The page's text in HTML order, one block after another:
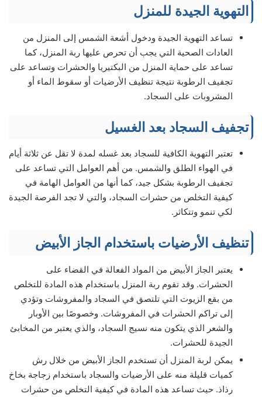
التهوية الجيدة للمنزل
تساعد التهوية الجيدة ودخول أشعة الشمس إلى المنزل من
العادات الصحية التي يجب أن تحرص عليها ربة المنزل، كما
تساعد على حماية المنزل من البكتيريا والحشرات وتساعد على
تجفيف الرطوبة نتيجة تنظيف الأرضيات أو سقوط الماء أو
المشروبات على السجاد.
تجفيف السجاد بعد الغسيل
تعتبر التهوية الكافية للسجاد بعد غسله لمدة لا تقل عن ثلاثة أيام
في الهواء الطلق والشمس. من أهم العوامل التي تساعد على
تجفيف الرطوبة بشكل جيد، كما أنها من العوامل الهامة في
كيفية التخلص من حشرات السجاد، والتي لا تجد الفرصة الجيدة
لكي تنمو وتتكاثر.
تنظيف الأرضيات باستخدام الجاز الأبيض
يعتبر الجاز الأبيض من المواد الفعالة في القضاء على
الحشرات. وقد تقوم ربة المنزل باستخدام هذه المادة للتخلص
من بقع الزيوت التي تلتصق في السجاد والمفروشات وتؤدي
إلى تراكم الحشرات في المفروشات. وخصوصًا بين الأوبار
والشعر الذي يتكون منه نسيج السجاد، والذي يعتبر من المخابئ
الجيدة للحشرات.
يمكن لربة المنزل أن تستخدم الجاز الأبيض من خلال رش
كميات قليلة منه على الأرضيات والسجاد باستخدام زجاجة بخاخ
رذاذ. حيث تساعد هذه المادة في كيفية التخلص من حشرات